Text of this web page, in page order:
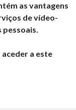
as vantagens
de vídeo-
pessoais.
aceder a este